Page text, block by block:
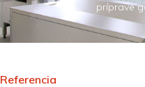
príprave
Referencia